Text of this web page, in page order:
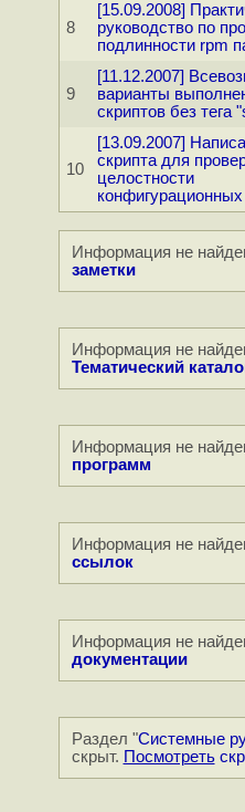
8
[15.09.2008]
руководство по
подлинности rpm
9
[11.12.2007]
варианты
скриптов без тега
10
[13.09.2007]
скрипта для
целостности
Информация не
заметки
Информация не
Тематический
Информация не
программ
Информация не
ссылок
Информация не
документации
Раздел "Системные
скрыт. Посмотреть